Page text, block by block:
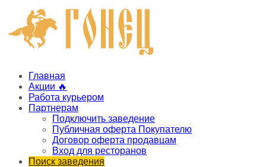
Главная
Акции 🔥
Работа курьером
Партнерам
Подключить заведение
Публичная оферта Покупателю
Договор оферта продавцам
Вход для ресторанов
Поиск заведения